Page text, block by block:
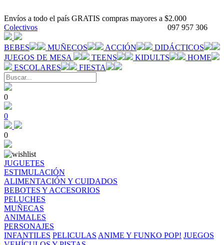
Envíos a todo el país GRATIS compras mayores a $2.000
097 957 306
Colectivos
BEBES MUÑECOS ACCIÓN
DIDÁCTICOS
JUEGOS DE MESA
TEENS KIDULTS
HOME
ESCOLARES
FIESTA
0
0
0
JUGUETES
ESTIMULACIÓN
ALIMENTACIÓN Y CUIDADOS
BEBOTES Y ACCESORIOS
PELUCHES
MUÑECAS
ANIMALES
PERSONAJES
INFANTILES PELICULAS ANIME Y FUNKO POP! JUEGOS